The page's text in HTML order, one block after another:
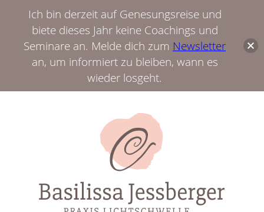
Ich bin derzeit auf Genesungsreise und
biete dieses Jahr keine Coachings und
Seminare an. Melde dich zum Newsletter
an, um informiert zu bleiben, wann es
wieder losgeht.